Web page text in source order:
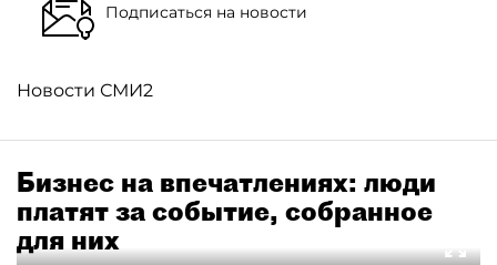
Подписаться на новости
Новости СМИ2
Бизнес на впечатлениях: люди
платят за событие, собранное
для них